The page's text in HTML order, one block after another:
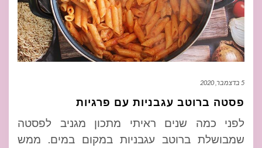
5 בדצמבר, 2020
פסטה ברוטב עגבניות עם פרגיות
לפני כמה שנים ראיתי מתכון מגניב לפסטה
שמבושלת ברוטב עגבניות במקום במים. ממש